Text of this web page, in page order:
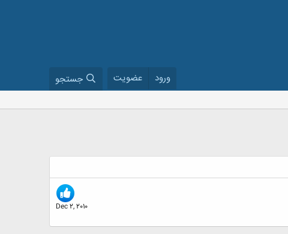
ورود عضویت جستجو
Dec 2, 2010